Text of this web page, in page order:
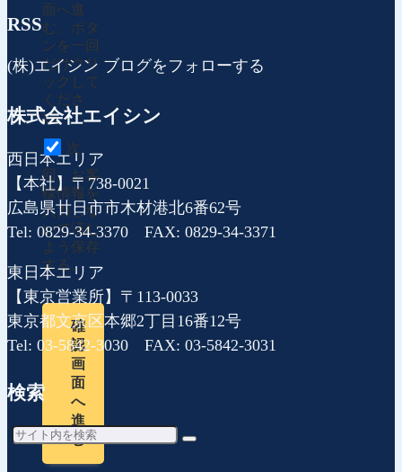
面へ進
む」ボタ
ンを一回
だけクリ
ックして
くださ
い。
次
回、お客
様情報を
入力しな
いで済む
よう保存
する。
確
認
画
面
へ
進
む
RSS
(株)エイシン ブログをフォローする
株式会社エイシン
西日本エリア
【本社】〒738-0021
広島県廿日市市木材港北6番62号
Tel: 0829-34-3370 FAX: 0829-34-3371
東日本エリア
【東京営業所】〒113-0033
東京都文京区本郷2丁目16番12号
Tel: 03-5842-3030 FAX: 03-5842-3031
検索